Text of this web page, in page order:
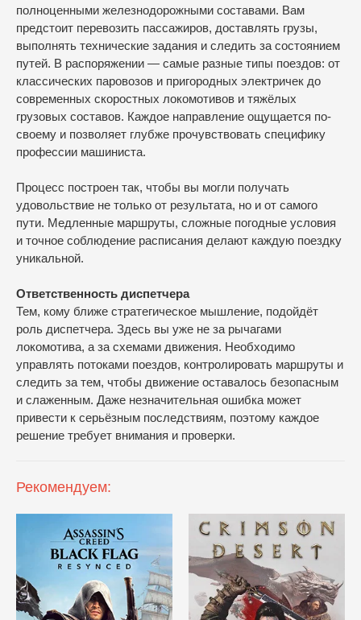
полноценными железнодорожными составами. Вам
предстоит перевозить пассажиров, доставлять грузы,
выполнять технические задания и следить за состоянием
путей. В распоряжении — самые разные типы поездов: от
классических паровозов и пригородных электричек до
современных скоростных локомотивов и тяжёлых
грузовых составов. Каждое направление ощущается по-
своему и позволяет глубже прочувствовать специфику
профессии машиниста.
Процесс построен так, чтобы вы могли получать
удовольствие не только от результата, но и от самого
пути. Медленные маршруты, сложные погодные условия
и точное соблюдение расписания делают каждую поездку
уникальной.
Ответственность диспетчера
Тем, кому ближе стратегическое мышление, подойдёт
роль диспетчера. Здесь вы уже не за рычагами
локомотива, а за схемами движения. Необходимо
управлять потоками поездов, контролировать маршруты и
следить за тем, чтобы движение оставалось безопасным
и слаженным. Даже незначительная ошибка может
привести к серьёзным последствиям, поэтому каждое
решение требует внимания и проверки.
Рекомендуем: